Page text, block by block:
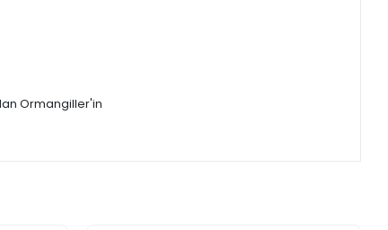
Ormangiller'in